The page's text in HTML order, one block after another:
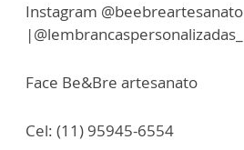
Instagram @beebreartesanato
|@lembrancaspersonalizadas_
Face Be&Bre artesanato
Cel: (11) 95945-6554